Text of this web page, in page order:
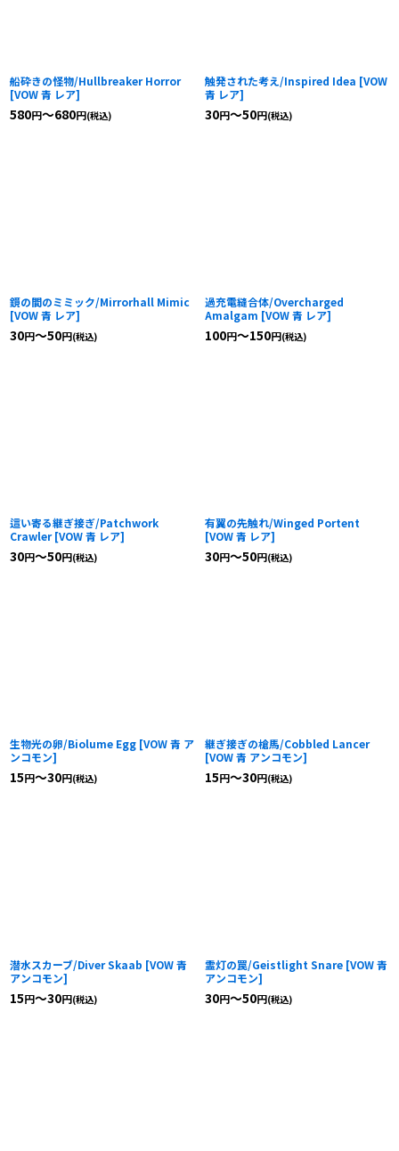
船砕きの怪物/Hullbreaker Horror
[VOW 青 レア]
580円～680円(税込)
触発された考え/Inspired Idea [VOW
青 レア]
30円～50円(税込)
鏡の間のミミック/Mirrorhall Mimic
[VOW 青 レア]
30円～50円(税込)
過充電縫合体/Overcharged
Amalgam [VOW 青 レア]
100円～150円(税込)
這い寄る継ぎ接ぎ/Patchwork
Crawler [VOW 青 レア]
30円～50円(税込)
有翼の先触れ/Winged Portent
[VOW 青 レア]
30円～50円(税込)
生物光の卵/Biolume Egg [VOW 青 ア
ンコモン]
15円～30円(税込)
継ぎ接ぎの槍馬/Cobbled Lancer
[VOW 青 アンコモン]
15円～30円(税込)
潜水スカーブ/Diver Skaab [VOW 青
アンコモン]
15円～30円(税込)
霊灯の罠/Geistlight Snare [VOW 青
アンコモン]
30円～50円(税込)